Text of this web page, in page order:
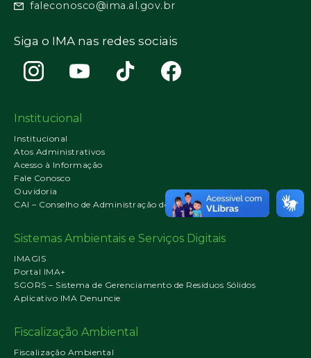
faleconosco@ima.al.gov.br
Siga o IMA nas redes sociais
Institucional
Institucional
Atos Administrativos
Acesso à Informação
Fale Conosco
Ouvidoria
CAI – Conselho de Administração do IMA
Sistemas Ambientais e Serviços Digitais
IMAGIS
Portal IMA+
SGORS – Sistema de Gerenciamento de Resíduos Sólidos
Aplicativo IMA Denuncie
Fiscalização Ambiental
Fiscalização Ambiental